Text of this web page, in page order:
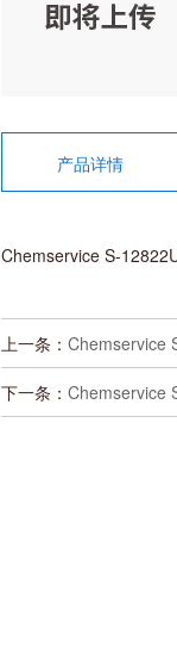
产品详情
Chemservice S-
上一条： Chemservice
下一条： Chemservice